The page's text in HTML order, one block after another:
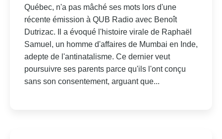
Québec, n'a pas mâché ses mots lors d'une
récente émission à QUB Radio avec Benoît
Dutrizac. Il a évoqué l'histoire virale de Raphaël
Samuel, un homme d'affaires de Mumbai en Inde,
adepte de l'antinatalisme. Ce dernier veut
poursuivre ses parents parce qu'ils l'ont conçu
sans son consentement, arguant que...